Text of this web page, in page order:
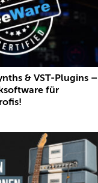
& VST-Plugins –
für